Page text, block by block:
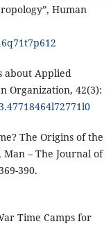
Human
about Applied
Organization, 42(3):
The Origins of the
– The Journal of
390.
Time Camps for